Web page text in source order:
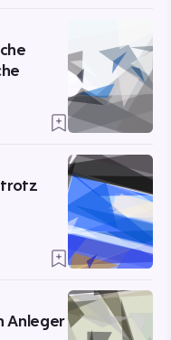
trotz
Anleger